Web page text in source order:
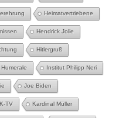
Heimatvertriebene
Hendrick Jolie
Hitlergruß
Humerale Institut Philipp Neri
Joe Biden
K-TV Kardinal Müller